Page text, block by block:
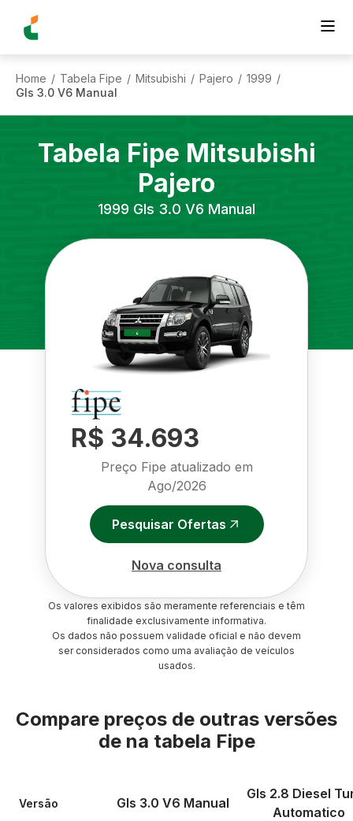
Home / Tabela Fipe / Mitsubishi / Pajero / 1999 /
Gls 3.0 V6 Manual
Tabela Fipe Mitsubishi
Pajero
1999 Gls 3.0 V6 Manual
R$ 34.693
Preço Fipe atualizado em
Ago/2026
Pesquisar Ofertas
Nova consulta
Os valores exibidos são meramente referenciais e têm
finalidade exclusivamente informativa.
Os dados não possuem validade oficial e não devem
ser considerados como uma avaliação de veículos
usados.
Compare preços de outras versões
de na tabela Fipe
Versão Gls 3.0 V6 Manual
Gls 2.8 Diesel
Automatico